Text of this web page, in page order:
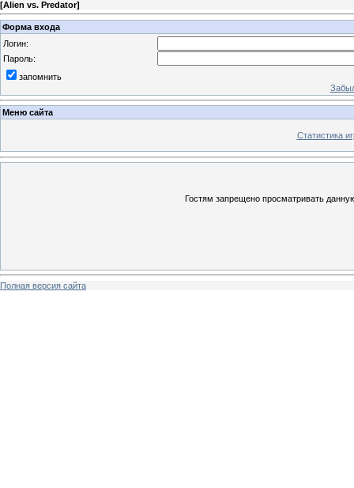
[Alien vs. Predator]
Форма входа
Логин:
Пароль:
запомнить
Меню сайта
Статистика
Гостям запрещено просматривать
Полная версия сайта